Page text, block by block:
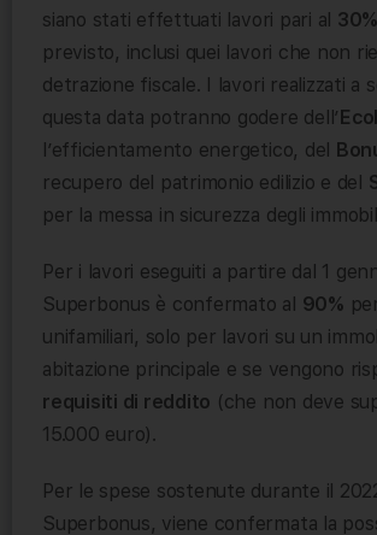
siano stati effettuati lavori pari al
previsto, inclusi quei lavori che non
detrazione fiscale. I lavori realizzati a
questa data potranno godere dell’
l’efficientamento energetico, del
recupero del patrimonio edilizio e del
per la messa in sicurezza degli
Per i lavori eseguiti a partire dal 1
Superbonus è confermato al 90%
unifamiliari, solo per lavori su un
abitazione principale e se vengono
requisiti di reddito (che non deve
15.000 euro).
Per le spese sostenute durante il
Superbonus, viene confermata la